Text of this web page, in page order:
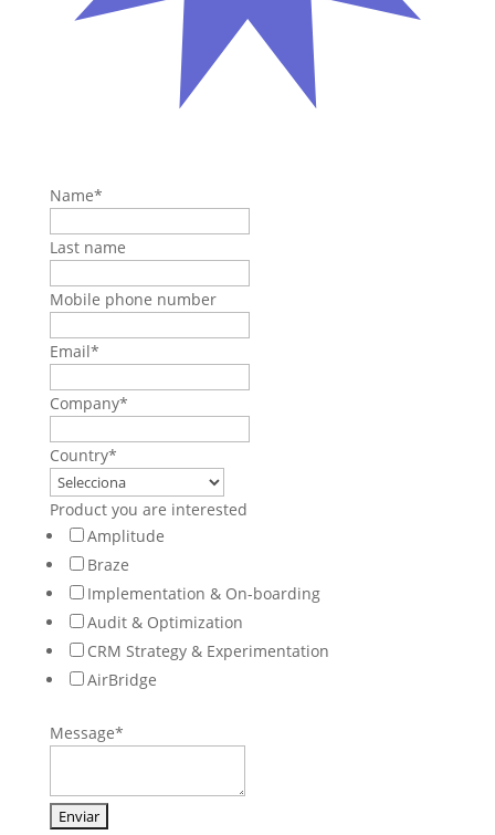
Name*
Last name
Mobile phone number
Email*
Company*
Country*
Product you are interested
Amplitude
Braze
Implementation & On-boarding
Audit & Optimization
CRM Strategy & Experimentation
AirBridge
Message*